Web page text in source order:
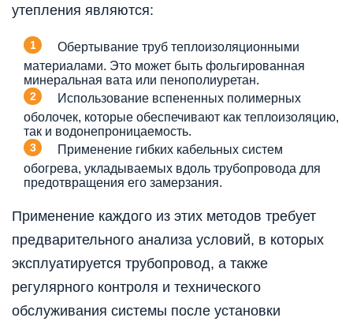
утепления являются:
Обертывание труб теплоизоляционными
материалами. Это может быть фольгированная
минеральная вата или пенополиуретан.
Использование вспененных полимерных
оболочек, которые обеспечивают как теплоизоляцию,
так и водонепроницаемость.
Применение гибких кабельных систем
обогрева, укладываемых вдоль трубопровода для
предотвращения его замерзания.
Применение каждого из этих методов требует
предварительного анализа условий, в которых
эксплуатируется трубопровод, а также
регулярного контроля и технического
обслуживания системы после установки